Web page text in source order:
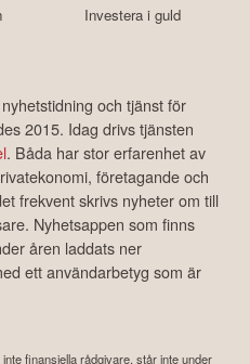
Investera i guld
och tjänst för
2015. Idag drivs tjänsten
. Båda har stor erfarenhet av
företagande och
frekvent skrivs nyheter om till
Nyhetsappen som finns
åren laddats ner
ett användarbetyg som är
finansiella rådgivare, står inte under